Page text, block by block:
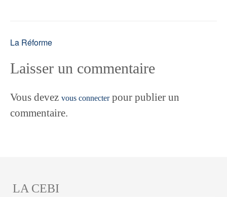
Navigation
l’article
La Réforme
Laisser un commentaire
Vous devez vous connecterpour publier un
commentaire.
LA CEBI